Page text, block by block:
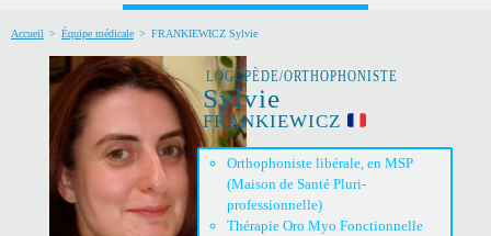
Accueil > Équipe médicale > FRANKIEWICZ Sylvie
LOGOPÈDE/ORTHOPHONISTE
Sylvie
FRANKIEWICZ
Orthophoniste libérale, en MSP
(Maison de Santé Pluri-
professionnelle)
Thérapie Oro Myo Fonctionnelle